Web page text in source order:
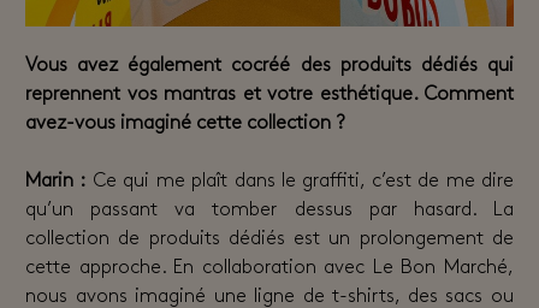
Vous avez également cocréé des produits dédiés qui
reprennent vos mantras et votre esthétique. Comment
avez-vous imaginé cette collection ?
Marin : Ce qui me plaît dans le graffiti, c’est de me dire
qu’un passant va tomber dessus par hasard. La
collection de produits dédiés est un prolongement de
cette approche. En collaboration avec Le Bon Marché,
nous avons imaginé une ligne de t-shirts, des sacs ou